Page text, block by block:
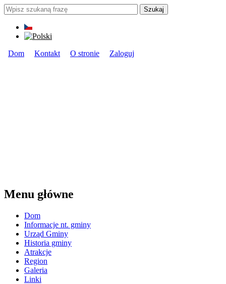
Przejdź do treści
Formularz wyszukiwania
Szukaj
Dom Kontakt O stronie Zaloguj
Menu główne
Dom
Informacje nt. gminy
Urząd Gminy
Historia gminy
Atrakcje
Region
Galeria
Linki